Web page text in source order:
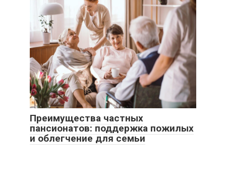
Преимущества частных
пансионатов: поддержка пожилых
и облегчение для семьи